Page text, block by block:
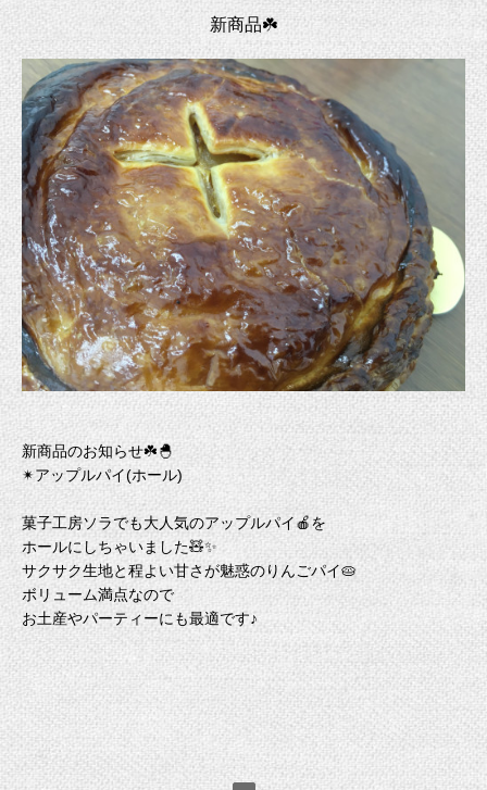
新商品☘️
新商品のお知らせ☘️🐣
✴︎アップルパイ(ホール)
菓子工房ソラでも大人気のアップルパイ🍎を
ホールにしちゃいました🧸✨
サクサク生地と程よい甘さが魅惑のりんごパイ🥧
ボリューム満点なので
お土産やパーティーにも最適です♪